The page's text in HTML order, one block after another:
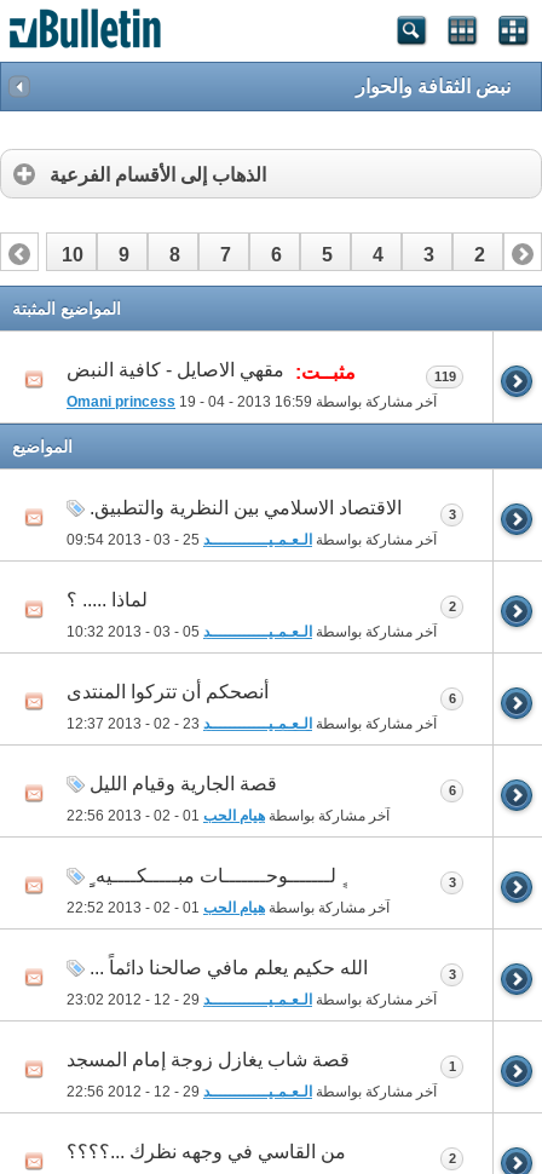
نبض الثقافة والحوار
الذهاب إلى الأقسام الفرعية
1
2
3
4
5
6
7
8
9
10
المواضيع المثبتة
مثبــت: مقهي الاصايل - كافية النبض
آخر مشاركة بواسطة Omani princess 19 - 04 - 2013 16:59
119
المواضيع
الاقتصاد الاسلامي بين النظرية والتطبيق.
آخر مشاركة بواسطة الـعـمـيــــــــــــد 09:54
3
لماذا ..... ؟
آخر مشاركة بواسطة الـعـمـيــــــــــــد 10:32
2
أنصحكم أن تتركوا المنتدى
آخر مشاركة بواسطة الـعـمـيــــــــــــد 12:37
6
قصة الجارية وقيام الليل
آخر مشاركة بواسطة هيام الحب 22:56
6
ٍٍ لـــــــوحـــــــات مبـــــكــــيه ِِِ
آخر مشاركة بواسطة هيام الحب 22:52
3
الله حكيم يعلم مافي صالحنا دائماً ...
آخر مشاركة بواسطة الـعـمـيــــــــــــد 23:02
3
قصة شاب يغازل زوجة إمام المسجد
آخر مشاركة بواسطة الـعـمـيــــــــــــد 22:56
1
من القاسي في وجهه نظرك ...؟؟؟؟ 2